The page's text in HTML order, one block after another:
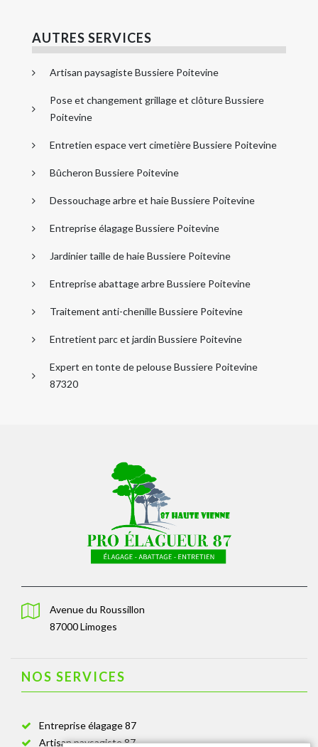
AUTRES SERVICES
Artisan paysagiste Bussiere Poitevine
Pose et changement grillage et clôture Bussiere
Poitevine
Entretien espace vert cimetière Bussiere Poitevine
Bûcheron Bussiere Poitevine
Dessouchage arbre et haie Bussiere Poitevine
Entreprise élagage Bussiere Poitevine
Jardinier taille de haie Bussiere Poitevine
Entreprise abattage arbre Bussiere Poitevine
Traitement anti-chenille Bussiere Poitevine
Entretient parc et jardin Bussiere Poitevine
Expert en tonte de pelouse Bussiere Poitevine
87320
Avenue du Roussillon
87000 Limoges
NOS SERVICES
Entreprise élagage 87
Artisan paysagiste 87